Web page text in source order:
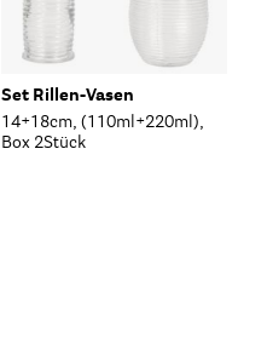
Set Rillen-Vasen
14+18cm, (110ml+220ml),
Box 2Stück